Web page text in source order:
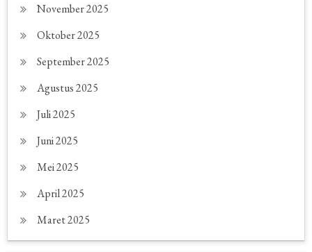
November 2025
Oktober 2025
September 2025
Agustus 2025
Juli 2025
Juni 2025
Mei 2025
April 2025
Maret 2025